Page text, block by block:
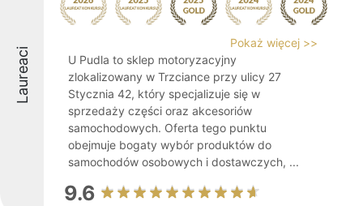
Laureaci
Pokaż więcej >>
U Pudla to sklep motoryzacyjny
zlokalizowany w Trzciance przy ulicy 27
Stycznia 42, który specjalizuje się w
sprzedaży części oraz akcesoriów
samochodowych. Oferta tego punktu
obejmuje bogaty wybór produktów do
samochodów osobowych i dostawczych, ...
9.6